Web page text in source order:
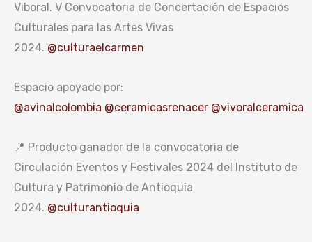
Viboral. V Convocatoria de Concertación de Espacios
Culturales para las Artes Vivas
2024. @culturaelcarmen
Espacio apoyado por:
@avinalcolombia @ceramicasrenacer @vivoralceramica
📍 Producto ganador de la convocatoria de
Circulación Eventos y Festivales 2024 del Instituto de
Cultura y Patrimonio de Antioquia
2024. @culturantioquia